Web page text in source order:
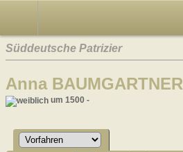
Süddeutsche Patrizier
Anna BAUMGARTNER
um 1500 -